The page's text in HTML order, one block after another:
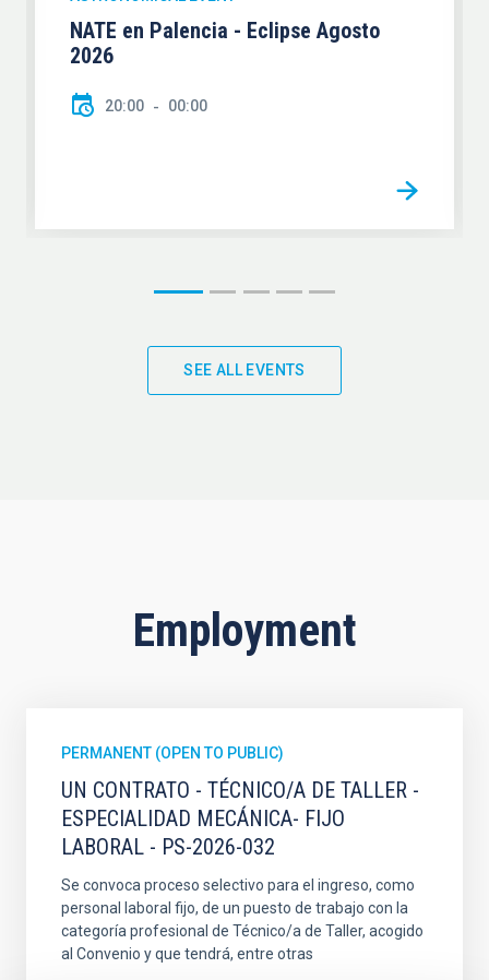
NATE en Palencia - Eclipse Agosto
2026
20:00 00:00
SEE ALL EVENTS
Employment
PERMANENT (OPEN TO PUBLIC)
UN CONTRATO - TÉCNICO/A DE TALLER -
ESPECIALIDAD MECÁNICA- FIJO
LABORAL - PS-2026-032
Se convoca proceso selectivo para el ingreso, como
personal laboral fijo, de un puesto de trabajo con la
categoría profesional de Técnico/a de Taller, acogido
al Convenio y que tendrá, entre otras